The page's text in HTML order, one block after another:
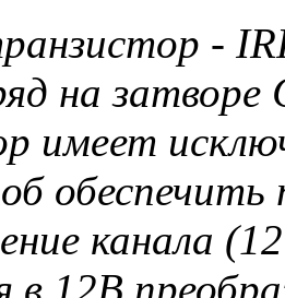
-
на
имеет
обеспечить
канала